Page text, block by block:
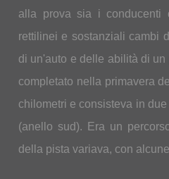
alla prova sia i conducenti
rettilinei e sostanziali cambi
di un'auto e delle abilità di
completato nella primavera
chilometri e consisteva in
(anello sud). Era un
della pista variava, con